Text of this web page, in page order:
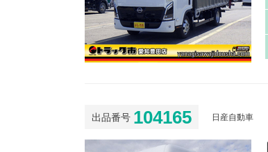
出品番号 104165 日産自動車